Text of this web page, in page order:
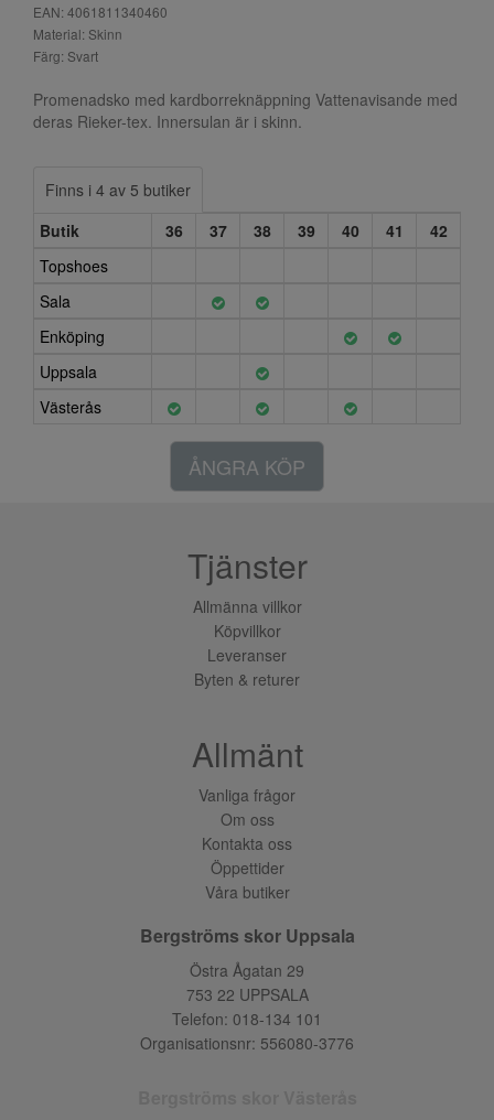
EAN: 4061811340460
Material: Skinn
Färg: Svart
Promenadsko med kardborreknäppning Vattenavisande med
deras Rieker-tex. Innersulan är i skinn.
Finns i 4 av 5 butiker
Butik
36 37 38 39 40 41
42
Topshoes
Sala
Enköping
Uppsala
Västerås
ÅNGRA KÖP
Tjänster
Allmänna villkor
Köpvillkor
Leveranser
Byten & returer
Allmänt
Vanliga frågor
Om oss
Kontakta oss
Öppettider
Våra butiker
Bergströms skor Uppsala
Östra Ågatan 29
753 22 UPPSALA
Telefon: 018-134 101
Organisationsnr: 556080-3776